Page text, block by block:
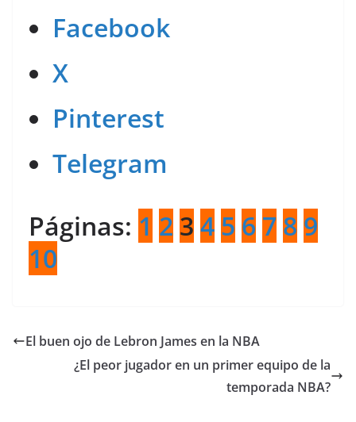
Facebook
X
Pinterest
Telegram
Páginas: 1 2 3 4 5 6 7 8 9
10
El buen ojo de Lebron James en la NBA
¿El peor jugador en un primer equipo de la
temporada NBA?